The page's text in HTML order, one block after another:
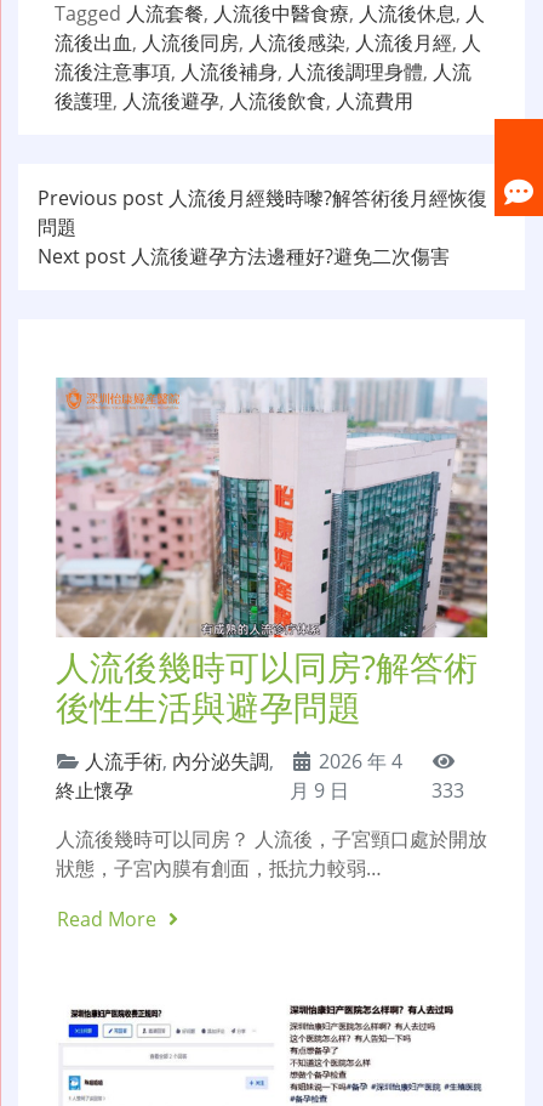
Tagged 人流套餐, 人流後中醫食療, 人流後休息, 人
流後出血, 人流後同房, 人流後感染, 人流後月經, 人
流後注意事項, 人流後補身, 人流後調理身體, 人流
後護理, 人流後避孕, 人流後飲食, 人流費用
文
章
Previous post 人流後月經幾時嚟?解答術後月經恢復
問題
Next post 人流後避孕方法邊種好?避免二次傷害
人流後幾時可以同房?解答術
後性生活與避孕問題
人流手術, 內分泌失調,
終止懷孕
2026 年 4
月 9 日
333
人流後幾時可以同房？ 人流後，子宮頸口處於開放
狀態，子宮內膜有創面，抵抗力較弱…
Read More